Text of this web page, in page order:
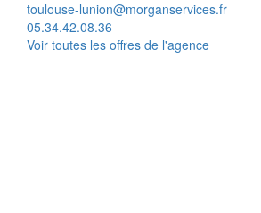
toulouse-lunion@morganservices.fr
05.34.42.08.36
Voir toutes les offres de l'agence